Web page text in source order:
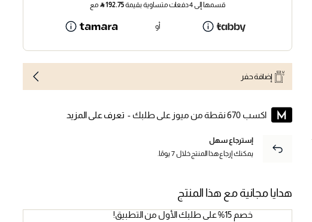
قسمها إلى 4 دفعات متساوية بقيمة 192.75
⃁ مع
أو
إضافة حفر
اكسب 670 نقطة من ميوز على طلبك - تعرف على المزيد
إسترجاع سهل
يمكنك إرجاع هذا المنتج خلال 7 يومًا.
هدايا مجانية مع هذا المنتج
خصم 15% على طلبك الأول من التطبيق!